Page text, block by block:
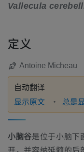
Vallecula
定义
Antoine Micheau
自动翻译
显示原文 总是
小脑谷是位于小脑下
开，并容纳延髓的后